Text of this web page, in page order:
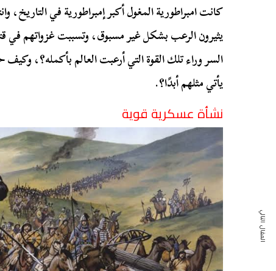
كانت امبراطورية المغول أكبر إمبراطورية في التاريخ،
السر وراء تلك القوة التي أرعبت العالم بأكمله؟،
يأتي مثلهم أبدًا؟.
نشأة عسكرية قوية
المقال التالي